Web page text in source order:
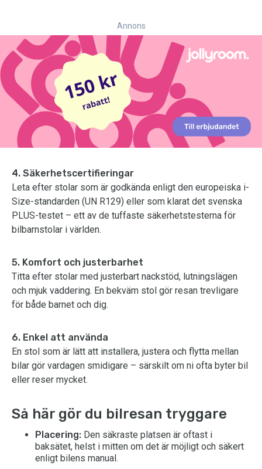
Annons
4. Säkerhetscertifieringar
Leta efter stolar som är godkända enligt den europeiska i-
Size-standarden (UN R129) eller som klarat det svenska
PLUS-testet – ett av de tuffaste säkerhetstesterna för
bilbarnstolar i världen.
5. Komfort och justerbarhet
Titta efter stolar med justerbart nackstöd, lutningslägen
och mjuk vaddering. En bekväm stol gör resan trevligare
för både barnet och dig.
6. Enkel att använda
En stol som är lätt att installera, justera och flytta mellan
bilar gör vardagen smidigare – särskilt om ni ofta byter bil
eller reser mycket.
Så här gör du bilresan tryggare
Placering: Den säkraste platsen är oftast i
baksätet, helst i mitten om det är möjligt och säkert
enligt bilens manual.